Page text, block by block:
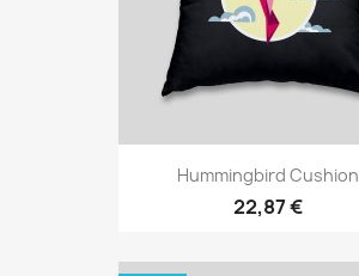
Hummingbird Cushion
22,87 €